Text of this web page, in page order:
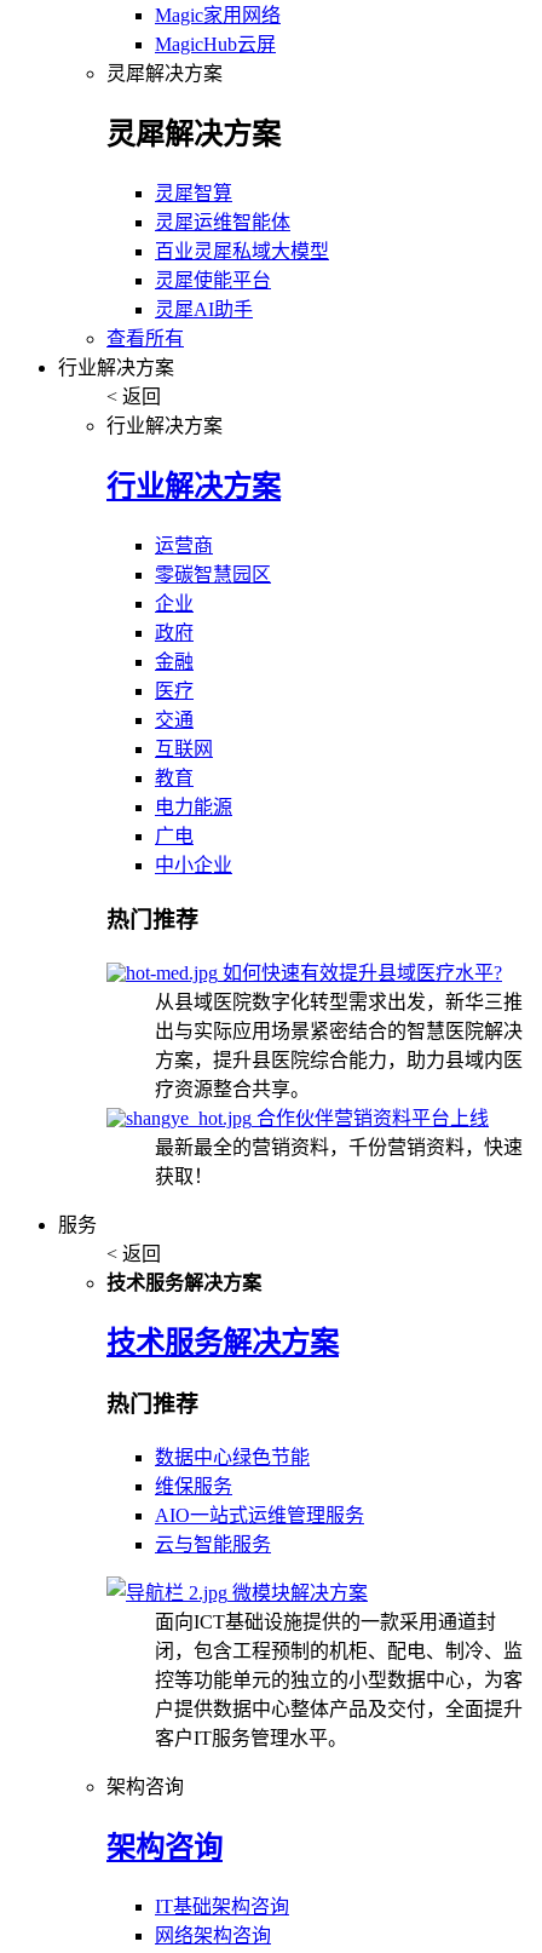
Magic家用网络
MagicHub云屏
灵犀解决方案
灵犀解决方案
灵犀智算
灵犀运维智能体
百业灵犀私域大模型
灵犀使能平台
灵犀AI助手
查看所有
行业解决方案
< 返回
行业解决方案
行业解决方案
运营商
零碳智慧园区
企业
政府
金融
医疗
交通
互联网
教育
电力能源
广电
中小企业
热门推荐
如何快速有效提升县域医疗水平?
从县域医院数字化转型需求出发，新华三推
出与实际应用场景紧密结合的智慧医院解决
方案，提升县医院综合能力，助力县域内医
疗资源整合共享。
合作伙伴营销资料平台上线
最新最全的营销资料，千份营销资料，快速
获取！
服务
< 返回
技术服务解决方案
技术服务解决方案
热门推荐
数据中心绿色节能
维保服务
AIO一站式运维管理服务
云与智能服务
微模块解决方案
面向ICT基础设施提供的一款采用通道封
闭，包含工程预制的机柜、配电、制冷、监
控等功能单元的独立的小型数据中心，为客
户提供数据中心整体产品及交付，全面提升
客户IT服务管理水平。
架构咨询
架构咨询
IT基础架构咨询
网络架构咨询